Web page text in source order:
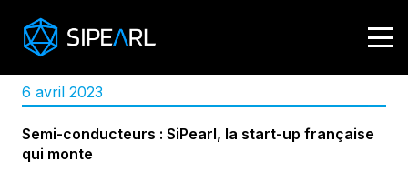
6 avril 2023
Semi-conducteurs : SiPearl, la start-up française
qui monte